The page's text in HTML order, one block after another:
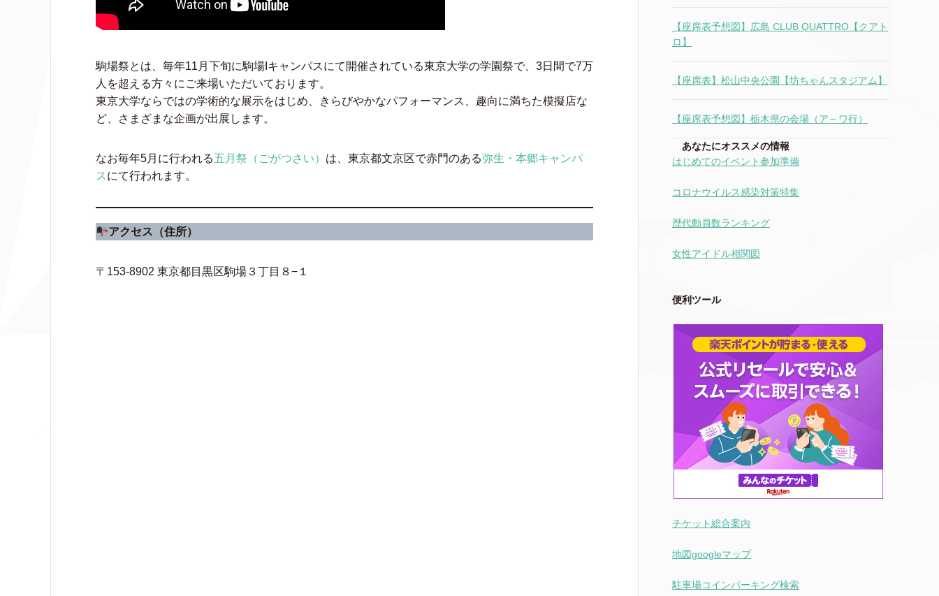
駒場祭とは、毎年11月下旬に駒場Iキャンパスにて開催されている東京大学の学園祭で、3日間で7万
人を超える方々にご来場いただいております。
東京大学ならではの学術的な展示をはじめ、きらびやかなパフォーマンス、趣向に満ちた模擬店な
ど、さまざまな企画が出展します。
なお毎年5月に行われる五月祭（ごがつさい） は、東京都文京区で赤門のある弥生・本郷キャンパ
ス にて行われます。
アクセス（住所）
〒153-8902 東京都目黒区駒場３丁目８−１
【座席表予想図】広島 CLUB QUATTRO【クアト
ロ】
【座席表】松山中央公園【坊ちゃんスタジアム】
【座席表予想図】栃木県の会場（ア～ワ行）
あなたにオススメの情報
はじめてのイベント参加準備
コロナウイルス感染対策特集
歴代動員数ランキング
女性アイドル相関図
便利ツール
チケット総合案内
地図googleマップ
駐車場コインパーキング検索